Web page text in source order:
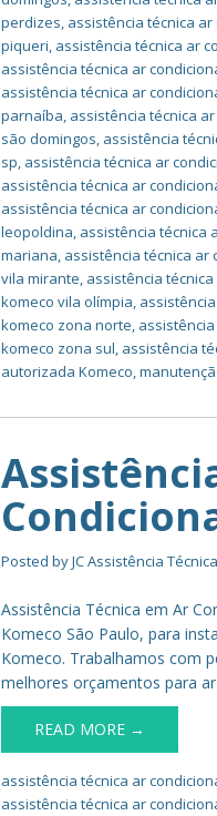
perdizes, assistência técnica
piqueri, assistência técnica ar
assistência técnica ar
assistência técnica ar
parnaíba, assistência técnica
são domingos, assistência
sp, assistência técnica ar
assistência técnica ar
assistência técnica ar
leopoldina, assistência técnica
mariana, assistência técnica ar
vila mirante, assistência
komeco vila olímpia,
komeco zona norte,
komeco zona sul, assistência
autorizada Komeco,
Posted byJC Assistência Técnica
Assistência Técnica em Ar
Komeco São Paulo, para
Komeco. Trabalhamos com
melhores orçamentos para
READ MORE →
assistência técnica ar
assistência técnica ar